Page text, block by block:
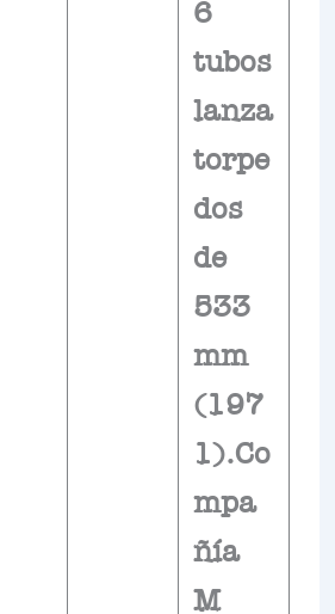
6
tubos
lanza
torpe
dos
de
533
mm
(197
1).Co
mpa
ñía
M